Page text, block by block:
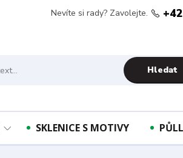
Hledat
Nevíte si rady? Zavolejte.
SKLENICE S MOTIVY